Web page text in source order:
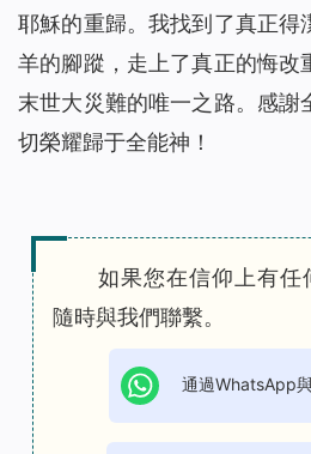
耶穌的重歸。我找到了真正得
羊的腳蹤，走上了真正的悔改
末世大災難的唯一之路。感謝
切榮耀歸于全能神！
如果您在信仰上有任
隨時與我們聯繫。
通過WhatsApp